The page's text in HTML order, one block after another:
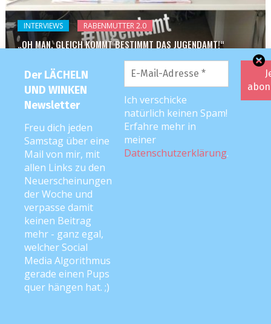
Der LÄCHELN
UND WINKEN
Newsletter
Freu dich jeden
Samstag über eine
Mail von mir, mit
allen Links zu den
Neuerscheinungen
der Woche und
verpasse damit
keinen Beitrag
mehr - ganz egal,
welcher Social
Media Algorithmus
gerade einen Pups
quer hängen hat. ;)
Ich verschicke
natürlich keinen Spam!
Erfahre mehr in
meiner
Datenschutzerklärung.
INTERVIEWS RABENMUTTER 2.0
„OH MAN, GLEICH KOMMT BESTIMMT DAS JUGENDAMT!“
INTERVIEWS TIPPS & TRICKS
KINDER VOR MOBBING SCHÜTZEN: WIE MACHEN WIR UNSERE
KINDER STARK?
Beitragsnavigation
Roxanna erzählt